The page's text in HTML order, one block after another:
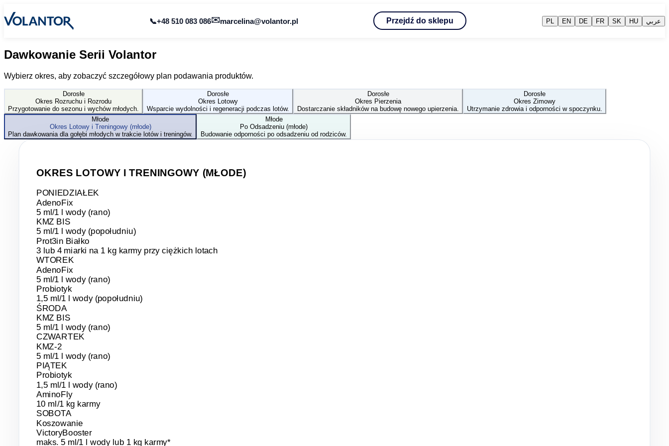
📞+48 510 083 086✉️marcelina@volantor.pl Przejdź do sklepu PL EN DE FR SK HU عربي
Dawkowanie Serii Volantor
Wybierz okres, aby zobaczyć szczegółowy plan podawania produktów.
Dorosłe
Okres Rozruchu i Rozrodu
Przygotowanie do sezonu i wychów młodych.
Dorosłe
Okres Lotowy
Wsparcie wydolności i regeneracji podczas lotów.
Dorosłe
Okres Pierzenia
Dostarczanie składników na budowę nowego upierzenia.
Dorosłe
Okres Zimowy
Utrzymanie zdrowia i odporności w spoczynku.
Młode
Okres Lotowy i Treningowy (młode)
Plan dawkowania dla gołębi młodych w trakcie lotów i treningów.
Młode
Po Odsadzeniu (młode)
Budowanie odporności po odsadzeniu od rodziców.
OKRES LOTOWY I TRENINGOWY (MŁODE)
PONIEDZIAŁEK
AdenoFix
5 ml/1 l wody (rano)
KMZ BIS
5 ml/1 l wody (popołudniu)
Prot3in Białko
3 lub 4 miarki na 1 kg karmy przy ciężkich lotach
WTOREK
AdenoFix
5 ml/1 l wody (rano)
Probiotyk
1,5 ml/1 l wody (popołudniu)
ŚRODA
KMZ BIS
5 ml/1 l wody (rano)
CZWARTEK
KMZ-2
5 ml/1 l wody (rano)
PIĄTEK
Probiotyk
1,5 ml/1 l wody (rano)
AminoFly
10 ml/1 kg karmy
SOBOTA
Koszowanie
VictoryBooster
maks. 5 ml/1 l wody lub 1 kg karmy*